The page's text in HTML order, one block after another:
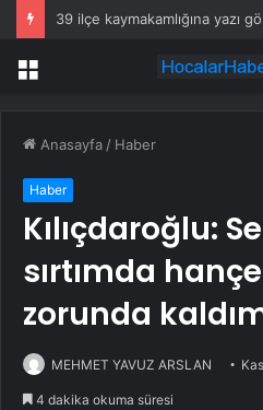
Menü
Anasayfa / Haber
Haber
Kılıçdaroğlu:
sırtımda
zorunda
MEHMET YAVUZ ARSLAN
4 dakika okuma süresi